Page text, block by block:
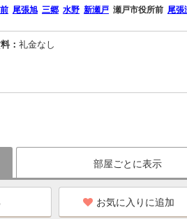
尾張旭 三郷 水野 新瀬戸 瀬戸市役所前 尾張
： 礼金なし
部屋ごとに表示
お気に入りに追加